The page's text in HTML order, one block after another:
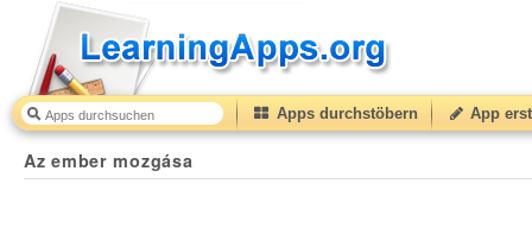
Apps durchstöbern App
Az ember mozgása
Az ember mozgása 43(from10to50 ) based on6